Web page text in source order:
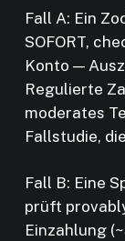
Fall A: Ein
SOFORT,
Konto —
Regulierte
moderates
Fallstudie,
Fall B: Eine
prüft
Einzahlung